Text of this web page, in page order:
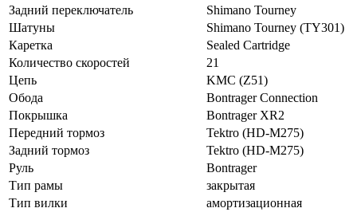
Задний переключатель
Shimano Tourney
Шатуны
Shimano Tourney (TY301)
Каретка
Sealed Cartridge
Количество скоростей
21
Цепь
KMC (Z51)
Обода
Bontrager Connection
Покрышка
Bontrager XR2
Передний тормоз
Tektro (HD-M275)
Задний тормоз
Tektro (HD-M275)
Руль
Bontrager
Тип рамы
закрытая
Тип вилки
амортизационная